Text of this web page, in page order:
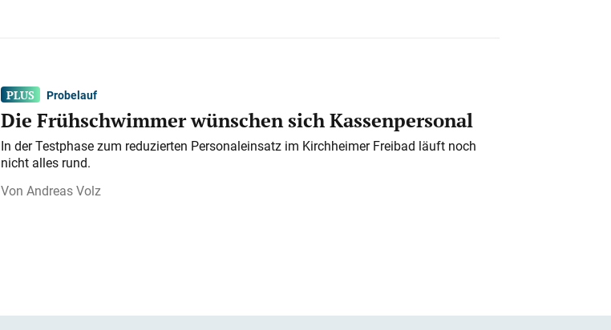
Probelauf
Die Frühschwimmer wünschen sich Kassenpersonal
In der Testphase zum reduzierten Personaleinsatz im Kirchheimer Freibad läuft noch
nicht alles rund.
Andreas Volz